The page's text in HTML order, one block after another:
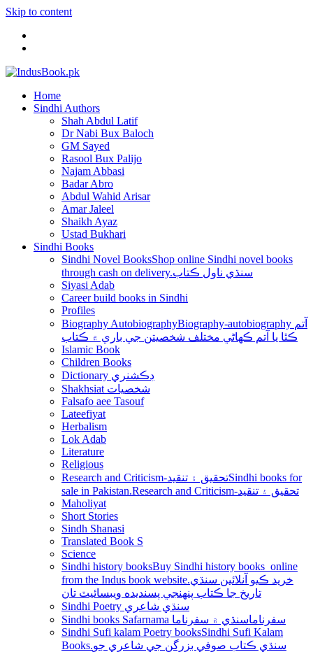
Skip to content
Home
Sindhi Authors
Shah Abdul Latif
Dr Nabi Bux Baloch
GM Sayed
Rasool Bux Palijo
Najam Abbasi
Badar Abro
Abdul Wahid Arisar
Amar Jaleel
Shaikh Ayaz
Ustad Bukhari
Sindhi Books
Sindhi Novel BooksShop online Sindhi novel books
through cash on delivery.سنڌي ناول ڪتاب
Siyasi Adab
Career build books in Sindhi
Profiles
Biography AutobiographyBiography-autobiography آتم
ڪٿا يا آتم ڪھاڻي مختلف شخصيتن جي باري ۾ ڪتاب
Islamic Book
Children Books
Dictionary ڊڪشنري
Shakhsiat شخصيات
Falsafo aee Tasouf
Lateefiyat
Herbalism
Lok Adab
Literature
Religious
Research and Criticism-تحقيق ۽ تنقيدSindhi books for
sale in Pakistan.Research and Criticism-تحقيق ۽ تنقيد
Maholiyat
Short Stories
Sindh Shanasi
Translated Book S
Science
Sindhi history booksBuy Sindhi history books online
from the Indus book website.خريد ڪيو آنلائين سنڌي
تاريخ جا ڪتاب پنھنجي پسنديده ويبسائيٽ تان
Sindhi Poetry سنڌي شاعري
Sindhi books Safarnama سفرناماسنڌي ۾ سفرناما
Sindhi Sufi kalam Poetry booksSindhi Sufi Kalam
Books.سنڌي ڪتاب صوفي بزرگن جي شاعري جو